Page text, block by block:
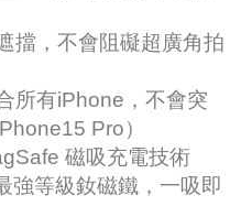
擋，不會阻礙超廣角拍
所有iPhone，不會突
Pro）
磁吸充電技術
強等級釹磁鐵，一吸即